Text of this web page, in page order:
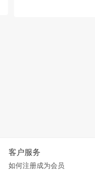
客户服务
如何注册成为会员